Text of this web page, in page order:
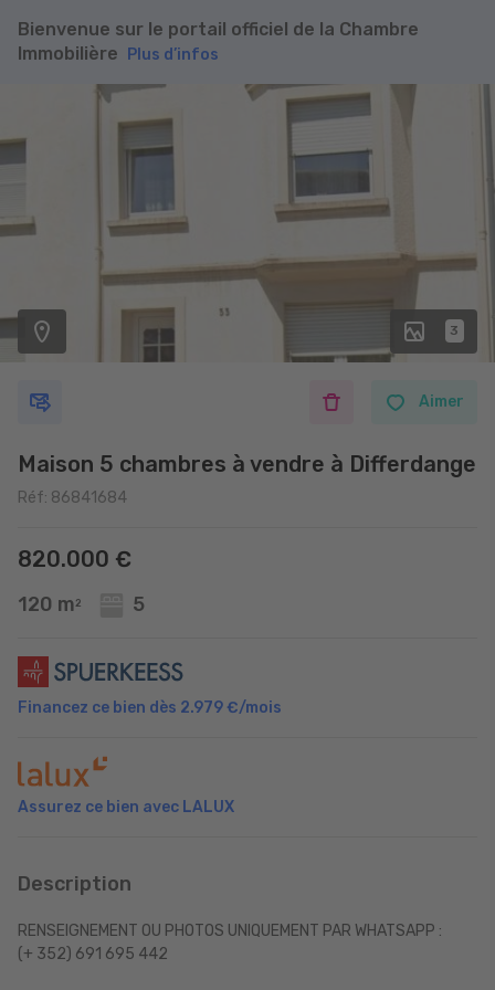
Bienvenue sur le portail officiel de la Chambre
Immobilière
Plus d’infos
3
Aimer
Maison 5 chambres à vendre à Differdange
Réf: 86841684
820.000 €
120 m 2 5
Financez ce bien dès 2.979 €/mois
Assurez ce bien avec LALUX
Description
RENSEIGNEMENT OU PHOTOS UNIQUEMENT PAR WHATSAPP :
(+ 352) 691 695 442